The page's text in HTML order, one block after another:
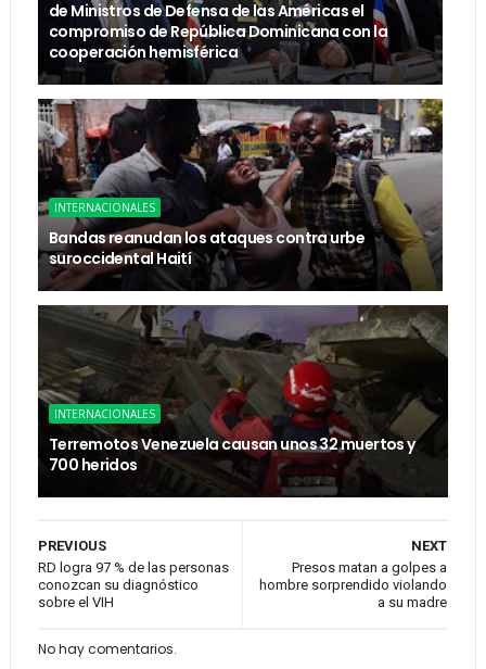
de Ministros de Defensa de las Américas el
compromiso de República Dominicana con la
cooperación hemisférica
INTERNACIONALES
Bandas reanudan los ataques contra urbe
suroccidental Haití
INTERNACIONALES
Terremotos Venezuela causan unos 32 muertos y
700 heridos
NEXT
Presos matan a golpes a
hombre sorprendido violando
a su madre
PREVIOUS
RD logra 97 % de las personas
conozcan su diagnóstico
sobre el VIH
No hay comentarios.